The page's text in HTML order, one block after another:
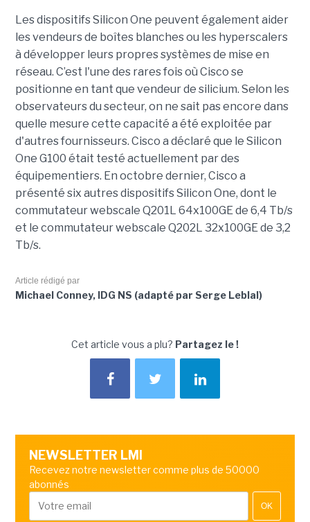
Les dispositifs Silicon One peuvent également aider
les vendeurs de boîtes blanches ou les hyperscalers
à développer leurs propres systèmes de mise en
réseau. C’est l'une des rares fois où Cisco se
positionne en tant que vendeur de silicium. Selon les
observateurs du secteur, on ne sait pas encore dans
quelle mesure cette capacité a été exploitée par
d'autres fournisseurs. Cisco a déclaré que le Silicon
One G100 était testé actuellement par des
équipementiers. En octobre dernier, Cisco a
présenté six autres dispositifs Silicon One, dont le
commutateur webscale Q201L 64x100GE de 6,4 Tb/s
et le commutateur webscale Q202L 32x100GE de 3,2
Tb/s.
Article rédigé par
Michael Conney, IDG NS (adapté par Serge Leblal)
Cet article vous a plu? Partagez le !
NEWSLETTER LMI
Recevez notre newsletter comme plus de 50000
abonnés
OK